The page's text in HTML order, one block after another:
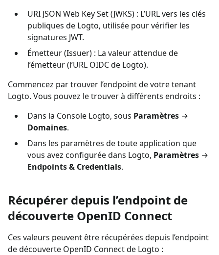
URI JSON Web Key Set (JWKS) : L’URL vers les clés
publiques de Logto, utilisée pour vérifier les
signatures JWT.
Émetteur (Issuer) : La valeur attendue de
l’émetteur (l’URL OIDC de Logto).
Commencez par trouver l’endpoint de votre tenant
Logto. Vous pouvez le trouver à différents endroits :
Dans la Console Logto, sous Paramètres →
Domaines.
Dans les paramètres de toute application que
vous avez configurée dans Logto, Paramètres →
Endpoints & Credentials.
Récupérer depuis l’endpoint de
découverte OpenID Connect
Ces valeurs peuvent être récupérées depuis l’endpoint
de découverte OpenID Connect de Logto :